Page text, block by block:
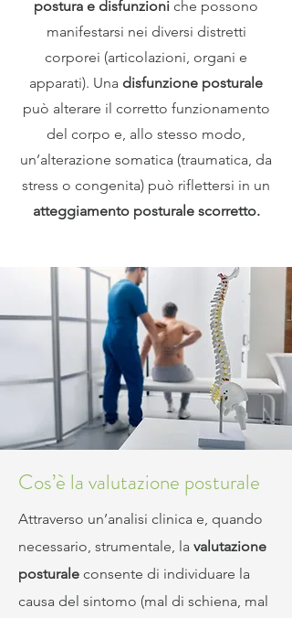
postura e disfunzioni che possono
manifestarsi nei diversi distretti
corporei (articolazioni, organi e
apparati). Una disfunzione posturale
può alterare il corretto funzionamento
del corpo e, allo stesso modo,
un’alterazione somatica (traumatica, da
stress o congenita) può riflettersi in un
atteggiamento posturale scorretto.
Cos’è la valutazione posturale
Attraverso un’analisi clinica e, quando
necessario, strumentale, la valutazione
posturale consente di individuare la
causa del sintomo (mal di schiena, mal